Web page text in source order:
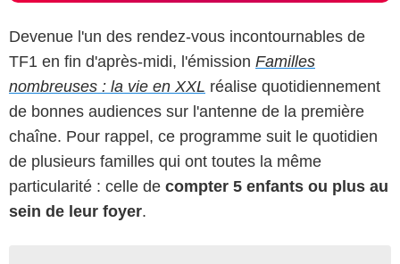
Devenue l'un des rendez-vous incontournables de
TF1 en fin d'après-midi, l'émission Familles
nombreuses : la vie en XXL réalise quotidiennement
de bonnes audiences sur l'antenne de la première
chaîne. Pour rappel, ce programme suit le quotidien
de plusieurs familles qui ont toutes la même
particularité : celle de compter 5 enfants ou plus au
sein de leur foyer.